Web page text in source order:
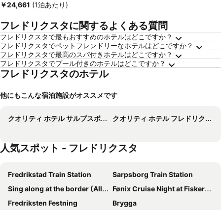
‎￥24,661 (1泊あたり)
フレドリクスタに関するよくある質問
フレドリクスタで最もおすすめのホテルはどこですか？
フレドリクスタでペットフレンドリーなホテルはどこですか？
フレドリクスタで最高のスパ付きホテルはどこですか？
フレドリクスタでプール付きのホテルはどこですか？
フレドリクスタのホテル
他にもこんな宿泊施設がオススメです
クオリティ ホテル サルプスボルグ クオリティ ホテル フレドリクスタッド
人気スポット - フレドリクスタ
Fredrikstad Train Station
Sarpsborg Train Station
Sing along at the border (Allsang på Grensen)
Fønix Cruise Night at Fiskertorget
Fredriksten Festning
Brygga